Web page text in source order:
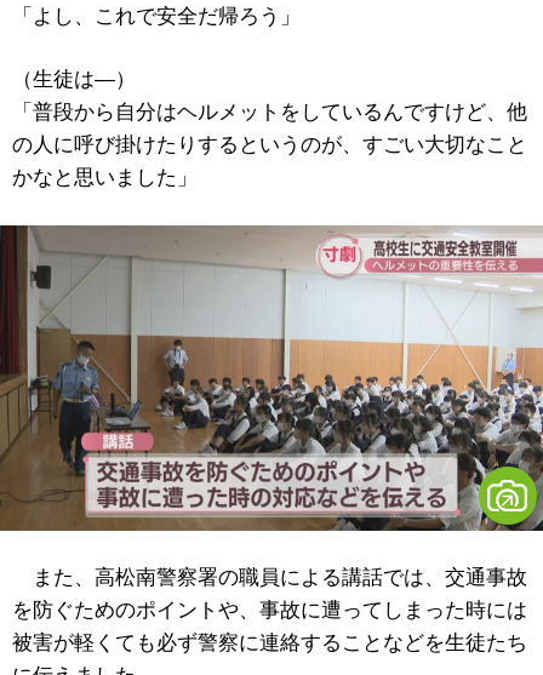
「よし、これで安全だ帰ろう」
（生徒は―）
「普段から自分はヘルメットをしているんですけど、他
の人に呼び掛けたりするというのが、すごい大切なこと
かなと思いました」
また、高松南警察署の職員による講話では、交通事故
を防ぐためのポイントや、事故に遭ってしまった時には
被害が軽くても必ず警察に連絡することなどを生徒たち